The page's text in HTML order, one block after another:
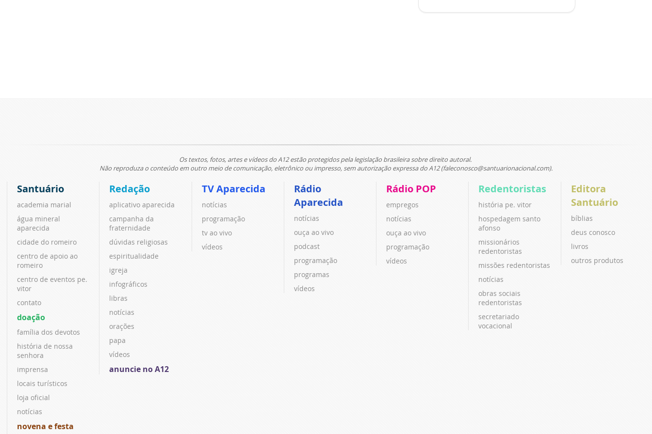
Os textos, fotos, artes e vídeos do A12 estão protegidos pela legislação brasileira sobre direito autoral.
Não reproduza o conteúdo em outro meio de comunicação, eletrônico ou impresso, sem autorização expressa do A12 (faleconosco@santuarionacional.com).
Santuário
academia marial
água mineral
aparecida
cidade do romeiro
centro de apoio ao
romeiro
centro de eventos pe.
vitor
contato
doação
família dos devotos
história de nossa
senhora
imprensa
locais turísticos
loja oficial
notícias
novena e festa
Redação
aplicativo aparecida
campanha da
fraternidade
dúvidas religiosas
espiritualidade
igreja
infográficos
libras
notícias
orações
papa
vídeos
anuncie no A12
TV Aparecida
notícias
programação
tv ao vivo
vídeos
Rádio
Aparecida
notícias
ouça ao vivo
podcast
programação
programas
vídeos
Rádio POP
empregos
notícias
ouça ao vivo
programação
vídeos
Redentoristas
história pe. vitor
hospedagem santo
afonso
missionários
redentoristas
missões redentoristas
notícias
obras sociais
redentoristas
secretariado
vocacional
Editora
Santuário
bíblias
deus conosco
livros
outros produtos